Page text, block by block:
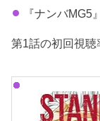
『ナンバ
第1話の初回視聴